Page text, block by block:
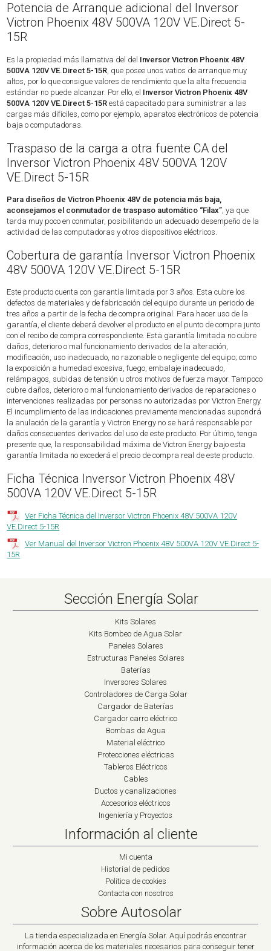
Potencia de Arranque adicional del Inversor
Victron Phoenix 48V 500VA 120V VE.Direct 5-
15R
Es la propiedad más llamativa del del Inversor Victron Phoenix 48V
500VA 120V VE.Direct 5-15R , que posee unos vatios de arranque muy
altos, por lo que consigue valores de rendimiento que la alta frecuencia
estándar no puede alcanzar. Por ello, el Inversor Victron Phoenix 48V
500VA 120V VE.Direct 5-15R está capacitado para suministrar a las
cargas más difíciles, como por ejemplo, aparatos electrónicos de potencia
baja o computadoras.
Traspaso de la carga a otra fuente CA del
Inversor Victron Phoenix 48V 500VA 120V
VE.Direct 5-15R
Para diseños de Victron Phoenix 48V de potencia más baja,
aconsejamos el conmutador de traspaso automático “Filax”, ya que
tarda muy poco en conmutar, posibilitando un adecuado desempeño de la
actividad de las computadoras y otros dispositivos eléctricos.
Cobertura de garantía Inversor Victron Phoenix
48V 500VA 120V VE.Direct 5-15R
Este producto cuenta con garantía limitada por 3 años. Esta cubre los
defectos de materiales y de fabricación del equipo durante un periodo de
tres años a partir de la fecha de compra original. Para hacer uso de la
garantía, el cliente deberá devolver el producto en el punto de compra junto
con el recibo de compra correspondiente. Esta garantía limitada no cubre
daños, deterioro o mal funcionamiento derivados de la alteración,
modificación, uso inadecuado, no razonable o negligente del equipo; como
la exposición a humedad excesiva, fuego, embalaje inadecuado,
relámpagos, subidas de tensión u otros motivos de fuerza mayor. Tampoco
cubre daños, deterioro o mal funcionamiento derivados de reparaciones o
intervenciones realizadas por personas no autorizadas por Victron Energy.
El incumplimiento de las indicaciones previamente mencionadas supondrá
la anulación de la garantía y Victron Energy no se hará responsable por
daños consecuentes derivados del uso de este producto. Por último, tenga
presente que, la responsabilidad máxima de Victron Energy bajo esta
garantía limitada no excederá el precio de compra real de este producto.
Ficha Técnica Inversor Victron Phoenix 48V
500VA 120V VE.Direct 5-15R
Ver Ficha Técnica del Inversor Victron Phoenix 48V 500VA 120V
VE.Direct 5-15R
Ver Manual del Inversor Victron Phoenix 48V 500VA 120V VE.Direct 5-
15R
Sección Energía Solar
Kits Solares
Kits Bombeo de Agua Solar
Paneles Solares
Estructuras Paneles Solares
Baterías
Inversores Solares
Controladores de Carga Solar
Cargador de Baterías
Cargador carro eléctrico
Bombas de Agua
Material eléctrico
Protecciones eléctricas
Tableros Eléctricos
Cables
Ductos y canalizaciones
Accesorios eléctricos
Ingeniería y Proyectos
Información al cliente
Mi cuenta
Historial de pedidos
Política de cookies
Contacta con nosotros
Sobre Autosolar
La tienda especializada en Energía Solar. Aquí podrás encontrar
información acerca de los materiales necesarios para conseguir tener